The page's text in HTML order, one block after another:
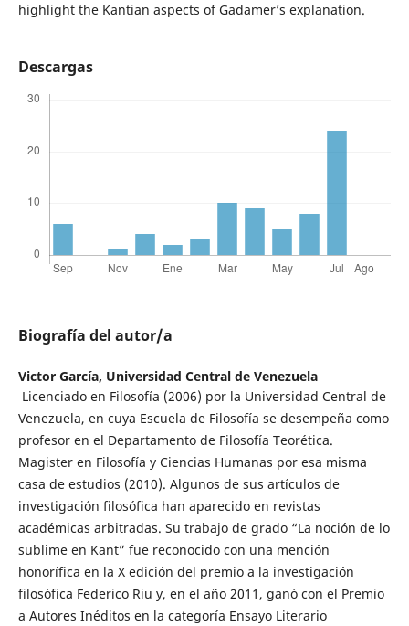
highlight the Kantian aspects of Gadamer’s explanation.
Descargas
Biografía del autor/a
Victor García, Universidad Central de Venezuela
Licenciado en Filosofía (2006) por la Universidad Central de
Venezuela, en cuya Escuela de Filosofía se desempeña como
profesor en el Departamento de Filosofía Teorética.
Magister en Filosofía y Ciencias Humanas por esa misma
casa de estudios (2010). Algunos de sus artículos de
investigación filosófica han aparecido en revistas
académicas arbitradas. Su trabajo de grado “La noción de lo
sublime en Kant” fue reconocido con una mención
honorífica en la X edición del premio a la investigación
filosófica Federico Riu y, en el año 2011, ganó con el Premio
a Autores Inéditos en la categoría Ensayo Literario